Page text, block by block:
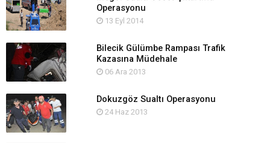
Operasyonu
13 Eyl 2014
Bilecik Gülümbe Rampası Trafik
Kazasına Müdehale
06 Ara 2013
Dokuzgöz Sualtı Operasyonu
24 Haz 2013